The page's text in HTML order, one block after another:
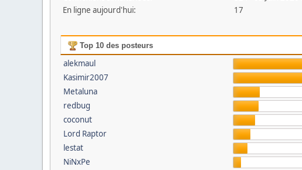
En ligne aujourd'hui:
17
Top 10 des posteurs
alekmaul
Kasimir2007
Metaluna
redbug
coconut
Lord Raptor
lestat
NiNxPe